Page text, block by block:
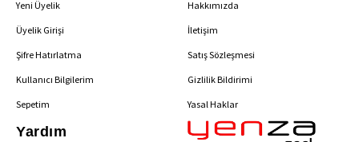
Yeni Üyelik
Üyelik Girişi
Şifre Hatırlatma
Kullanıcı Bilgilerim
Sepetim
Hakkımızda
İletişim
Satış Sözleşmesi
Gizlilik Bildirimi
Yasal Haklar
Yardım